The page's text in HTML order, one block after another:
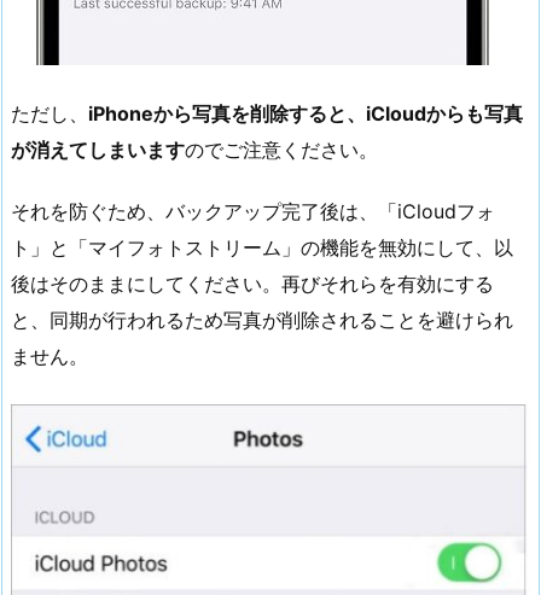
ただし、 iPhoneから写真を削除すると、iCloudからも写真
が消えてしまいますのでご注意ください。
それを防ぐため、バックアップ完了後は、「iCloudフォ
ト」と「マイフォトストリーム」の機能を無効にして、以
後はそのままにしてください。再びそれらを有効にする
と、同期が行われるため写真が削除されることを避けられ
ません。